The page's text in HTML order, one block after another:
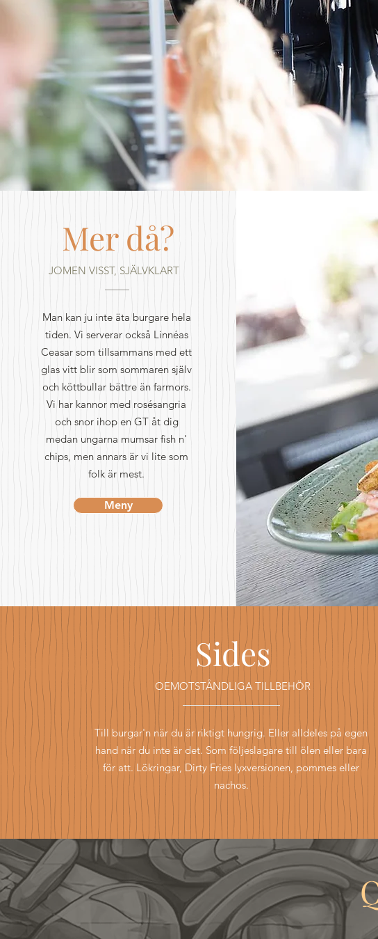
Mer då?
JOMEN VISST, SJÄLVKLART
Man kan ju inte äta burgare hela
tiden. Vi serverar också Linnéas
Ceasar som tillsammans med ett
glas vitt blir som sommaren själv
och köttbullar bättre än farmors.
Vi har kannor med rosésangria
och snor ihop en GT åt dig
medan ungarna mumsar fish n'
chips, men annars är vi lite som
folk är mest.
Meny
Sides
OEMOTSTÅNDLIGA TILLBEHÖR
Till burgar'n när du är riktigt hungrig. Eller alldeles på egen
hand när du inte är det. Som följeslagare till ölen eller bara
för att. Lökringar, Dirty Fries lyxversionen, pommes eller
nachos.